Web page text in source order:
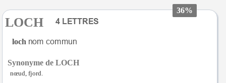
36%
LOCH
loch
Synonyme de LOCH
nœud, fjord.